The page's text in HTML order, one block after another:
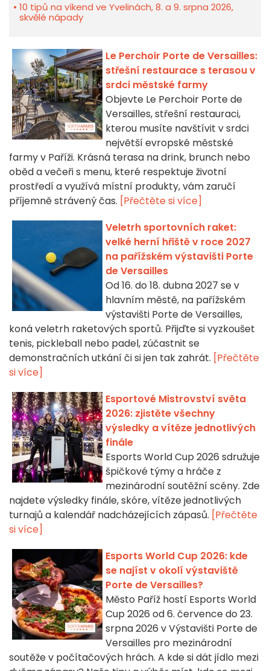
10 tipů na víkend ve Yvelinách, 8. a 9. srpna 2026,
skvělé nápady
Le Perchoir Porte de Versailles:
střešní restaurace s terasou v
srdci městské farmy
Objevte Le Perchoir Porte de
Versailles, střešní restauraci,
kterou musíte navštívit v srdci
největší evropské městské
farmy v Paříži. Krásná terasa na drink, brunch nebo
oběd a večeři s menu, které respektuje životní
prostředí a využívá místní produkty, vám zaručí
příjemně strávený čas. [Přečtěte si více]
Veletrh sportovních raket:
velké herní hřiště v roce 2027
na pařížském výstavišti Porte
de Versailles
Od 16. do 18. dubna 2027 se v
hlavním městě, na pařížském
výstavišti Porte de Versailles,
koná veletrh raketových sportů. Přijďte si vyzkoušet
tenis, pickleball nebo padel, zúčastnit se
demonstračních utkání či si jen tak zahrát. [Přečtěte
si více]
Esportové Mistrovství světa
2026: zjistěte všechny
výsledky a vítěze jednotlivých
finále
Esports World Cup 2026 sdružuje
špičkové týmy a hráče z
mezinárodní soutěžní scény. Zde
najdete výsledky finále, skóre, vítěze jednotlivých
turnajů a kalendář nadcházejících zápasů. [Přečtěte
si více]
Esports World Cup 2026: kde
se najíst v okolí výstaviště
Porte de Versailles?
Město Paříž hostí Esports World
Cup 2026 od 6. července do 23.
srpna 2026 v Výstavišti Porte de
Versailles pro mezinárodní
soutěže v počítačových hrách. A kde si dát jídlo mezi